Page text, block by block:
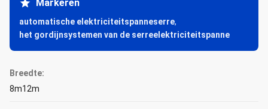
Markeren
automatische elektriciteitspanneserre,
het gordijnsystemen van de serreelektriciteitspanne
Breedte:
8m12m